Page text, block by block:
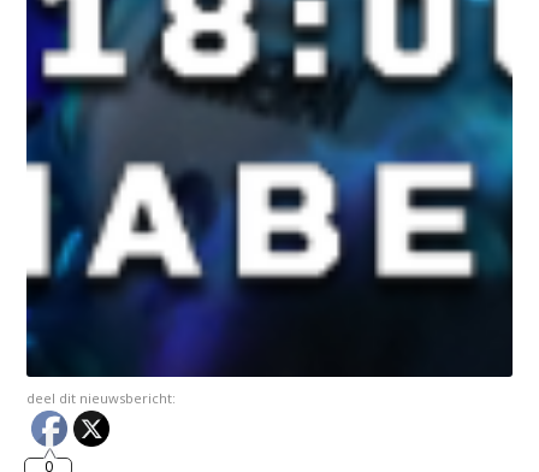
deel dit nieuwsbericht:
0